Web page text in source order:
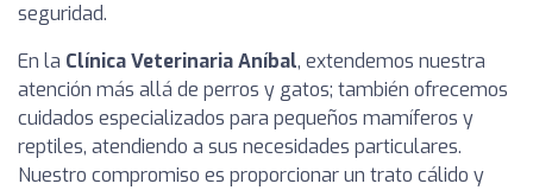
seguridad.
En la Clínica Veterinaria Aníbal, extendemos nuestra
atención más allá de perros y gatos; también ofrecemos
cuidados especializados para pequeños mamíferos y
reptiles, atendiendo a sus necesidades particulares.
Nuestro compromiso es proporcionar un trato cálido y